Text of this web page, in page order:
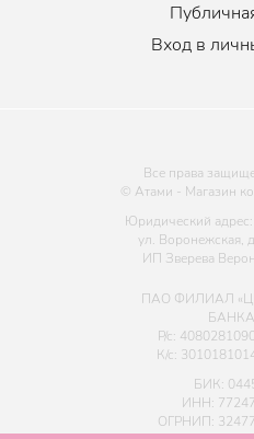
Вход в
Все права
© Атами - Магазин
Юридический
ул. Воронежская,
ИП Зверева
ПАО ФИЛИАЛ
Р/с:
К/с:
БИК:
ИНН:
ОГРНИП: